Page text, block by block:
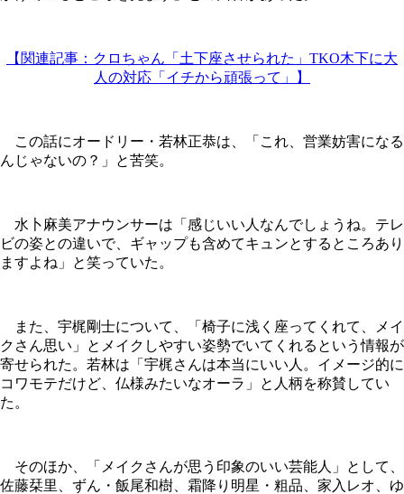
【関連記事：クロちゃん「土下座させられた」TKO木下に大
人の対応「イチから頑張って」】
この話にオードリー・若林正恭は、「これ、営業妨害になる
んじゃないの？」と苦笑。
水卜麻美アナウンサーは「感じいい人なんでしょうね。テレ
ビの姿との違いで、ギャップも含めてキュンとするところあり
ますよね」と笑っていた。
また、宇梶剛士について、「椅子に浅く座ってくれて、メイ
クさん思い」とメイクしやすい姿勢でいてくれるという情報が
寄せられた。若林は「宇梶さんは本当にいい人。イメージ的に
コワモテだけど、仏様みたいなオーラ」と人柄を称賛してい
た。
そのほか、「メイクさんが思う印象のいい芸能人」として、
佐藤栞里、ずん・飯尾和樹、霜降り明星・粗品、家入レオ、ゆ